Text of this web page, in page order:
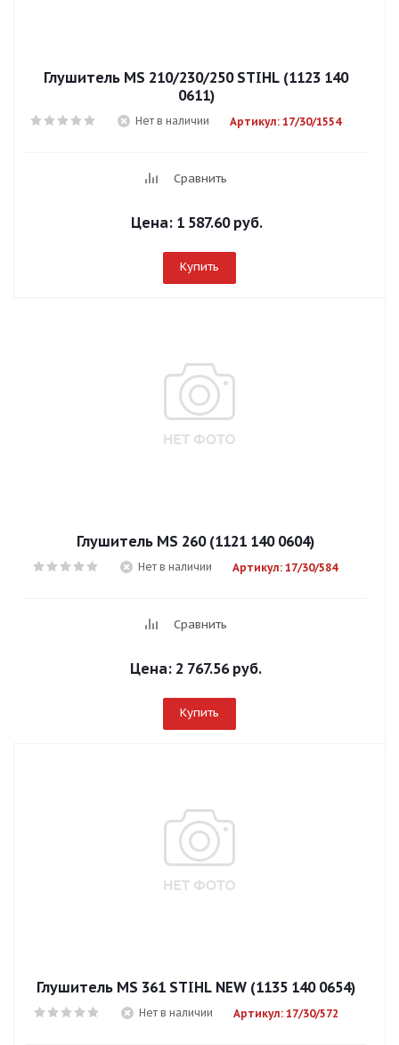
Глушитель MS 210/230/250 STIHL (1123 140
0611)
Нет в наличии Артикул: 17/30/1554
Сравнить
Цена: 1 587.60 руб.
Купить
Глушитель MS 260 (1121 140 0604)
Нет в наличии Артикул: 17/30/584
Сравнить
Цена: 2 767.56 руб.
Купить
Глушитель MS 361 STIHL NEW (1135 140 0654)
Нет в наличии Артикул: 17/30/572